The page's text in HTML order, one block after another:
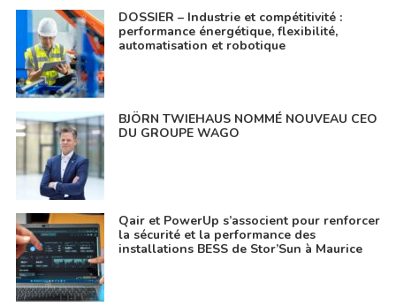
DOSSIER – Industrie et compétitivité :
performance énergétique, flexibilité,
automatisation et robotique
BJÖRN TWIEHAUS NOMMÉ NOUVEAU CEO
DU GROUPE WAGO
Qair et PowerUp s’associent pour renforcer
la sécurité et la performance des
installations BESS de Stor’Sun à Maurice